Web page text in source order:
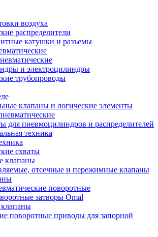
воздуха
распределители
катушки и разъемы
и электроцилиндры
трубопроводы
клапаны и логические элементы
для пневмоцилиндров и распределителей
техника
схваты
клапаны
отсечные и пережимные клапаны
поворотные
затворы Omal
поворотные приводы для запорной